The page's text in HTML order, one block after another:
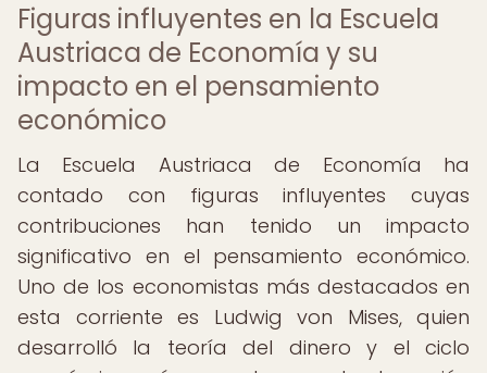
Figuras influyentes en la Escuela
Austriaca de Economía y su
impacto en el pensamiento
económico
La Escuela Austriaca de Economía ha
contado con figuras influyentes cuyas
contribuciones han tenido un impacto
significativo en el pensamiento económico.
Uno de los economistas más destacados en
esta corriente es Ludwig von Mises, quien
desarrolló la teoría del dinero y el ciclo